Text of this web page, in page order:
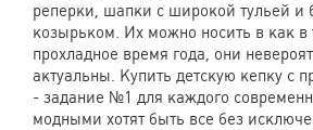
реперки, шапки с широкой тульей
козырьком. Их можно носить в как в
прохладное время года, они
актуальны. Купить детскую кепку с
- задание №1 для каждого
модными хотят быть все без